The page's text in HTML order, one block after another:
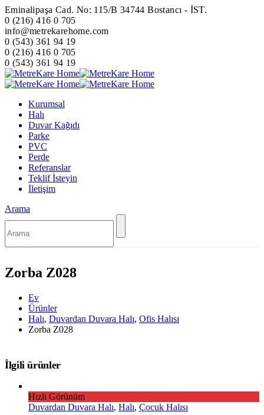
Eminalipaşa Cad. No: 115/B 34744 Bostancı - İST.
0 (216) 416 0 705
info@metrekarehome.com
0 (543) 361 94 19
0 (216) 416 0 705
0 (543) 361 94 19
Kurumsal
Halı
Duvar Kağıdı
Parke
PVC
Perde
Referanslar
Teklif İsteyin
İletişim
Arama
Zorba Z028
Ev
Ürünler
Halı, Duvardan Duvara Halı, Ofis Halısı
Zorba Z028
İlgili ürünler
Hızlı Görünüm
Duvardan Duvara Halı, Halı, Çocuk Halısı